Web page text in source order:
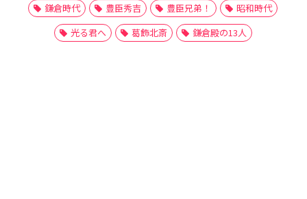
鎌倉時代
豊臣秀吉 豊臣兄弟！
昭和時代
光る君へ
葛飾北斎 鎌倉殿の13人